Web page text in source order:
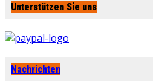
Unterstützen Sie uns
Nachrichten